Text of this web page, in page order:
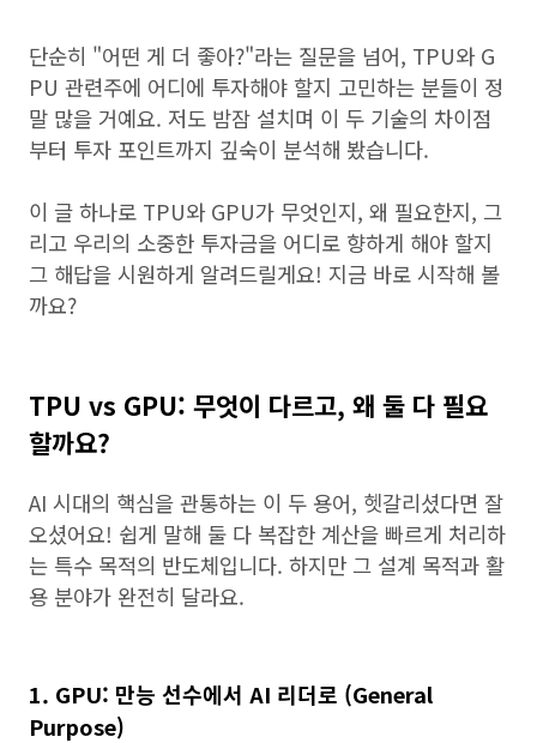
단순히 "어떤 게 더 좋아?"라는 질문을 넘어, TPU와 G
PU 관련주에 어디에 투자해야 할지 고민하는 분들이 정
말 많을 거예요. 저도 밤잠 설치며 이 두 기술의 차이점
부터 투자 포인트까지 깊숙이 분석해 봤습니다.
이 글 하나로 TPU와 GPU가 무엇인지, 왜 필요한지, 그
리고 우리의 소중한 투자금을 어디로 향하게 해야 할지
그 해답을 시원하게 알려드릴게요! 지금 바로 시작해 볼
까요?
TPU vs GPU: 무엇이 다르고, 왜 둘 다 필요
할까요?
AI 시대의 핵심을 관통하는 이 두 용어, 헷갈리셨다면 잘
오셨어요! 쉽게 말해 둘 다 복잡한 계산을 빠르게 처리하
는 특수 목적의 반도체입니다. 하지만 그 설계 목적과 활
용 분야가 완전히 달라요.
1. GPU: 만능 선수에서 AI 리더로 (General
Purpose)